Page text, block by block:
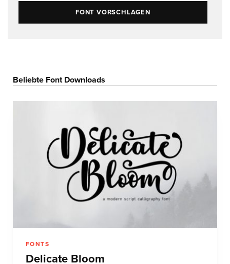
FONT VORSCHLAGEN
Beliebte Font Downloads
FONTS
Delicate Bloom